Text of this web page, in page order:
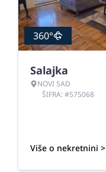
360°
Salajka
NOVI SAD
ŠIFRA: #575068
Više o nekretnini >